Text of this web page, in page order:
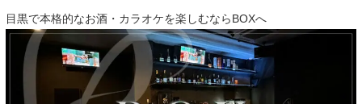
目黒で本格的なお酒・カラオケを楽しむならBOXへ